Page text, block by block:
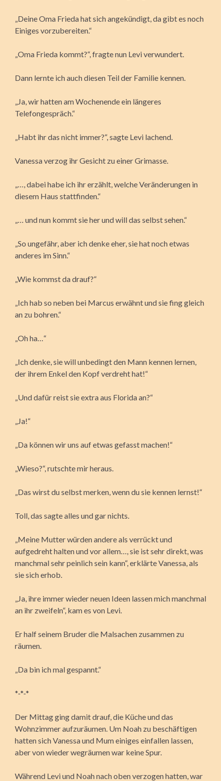
„Deine Oma Frieda hat sich angekündigt, da gibt es noch
Einiges vorzubereiten.“
„Oma Frieda kommt?“, fragte nun Levi verwundert.
Dann lernte ich auch diesen Teil der Familie kennen.
„Ja, wir hatten am Wochenende ein längeres
Telefongespräch.“
„Habt ihr das nicht immer?“, sagte Levi lachend.
Vanessa verzog ihr Gesicht zu einer Grimasse.
„…, dabei habe ich ihr erzählt, welche Veränderungen in
diesem Haus stattfinden.“
„… und nun kommt sie her und will das selbst sehen.“
„So ungefähr, aber ich denke eher, sie hat noch etwas
anderes im Sinn.“
„Wie kommst da drauf?“
„Ich hab so neben bei Marcus erwähnt und sie fing gleich
an zu bohren.“
„Oh ha…“
„Ich denke, sie will unbedingt den Mann kennen lernen,
der ihrem Enkel den Kopf verdreht hat!“
„Und dafür reist sie extra aus Florida an?“
„Ja!“
„Da können wir uns auf etwas gefasst machen!“
„Wieso?“, rutschte mir heraus.
„Das wirst du selbst merken, wenn du sie kennen lernst!“
Toll, das sagte alles und gar nichts.
„Meine Mutter würden andere als verrückt und
aufgedreht halten und vor allem…, sie ist sehr direkt, was
manchmal sehr peinlich sein kann“, erklärte Vanessa, als
sie sich erhob.
„Ja, ihre immer wieder neuen Ideen lassen mich manchmal
an ihr zweifeln“, kam es von Levi.
Er half seinem Bruder die Malsachen zusammen zu
räumen.
„Da bin ich mal gespannt.“
*-*-*
Der Mittag ging damit drauf, die Küche und das
Wohnzimmer aufzuräumen. Um Noah zu beschäftigen
hatten sich Vanessa und Mum einiges einfallen lassen,
aber von wieder wegräumen war keine Spur.
Während Levi und Noah nach oben verzogen hatten, war